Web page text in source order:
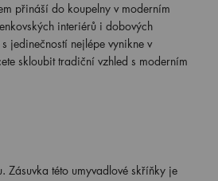
přináší do koupelny v moderním
interiérů i dobových
jedinečností nejlépe vynikne v
skloubit tradiční vzhled s moderním
této umyvadlové skříňky je